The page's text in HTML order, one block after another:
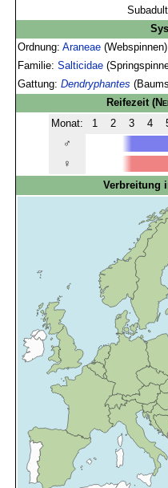
Ordnung:Araneae (Webspinnen)
Familie:Salticidae
Gattung:Dendryphantes
Reifezeit(
Monat:
1 2 3 4
♂
♀
Verbreitung